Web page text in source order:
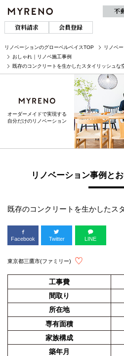
不
資料請求
会員登録
リノベーションのグローベルベイスTOP
リノベ
おしゃれ｜リノベ施工事例
既存のコンクリートを生かしたスタイリッシュな
オーダーメイドで実現する
自分だけのリノベーション
リノベーション事例と
既存のコンクリートを生かしたス
Facebook Twitter LINE
東京都三鷹市(ファミリー)
工事費
間取り
所在地
専有面積
家族構成
築年月